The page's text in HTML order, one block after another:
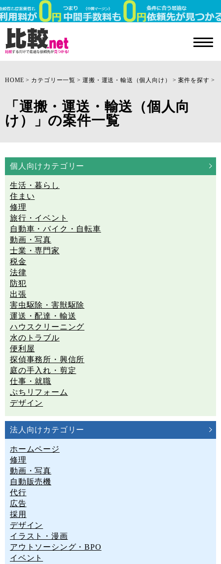
HOME カテゴリー一覧 運搬・運送・輸送（個人向け） 案件を探す
「運搬・運送・輸送（個人向
け）」の案件一覧
個人向けカテゴリー
生活・暮らし
住まい
修理
旅行・イベント
自動車・バイク・自転車
動画・写真
士業・専門家
税金
法律
防犯
出張
害虫駆除・害獣駆除
運送・配達・輸送
ハウスクリーニング
水のトラブル
便利屋
探偵事務所・興信所
庭の手入れ・剪定
仕事・就職
ぷちリフォーム
デザイン
法人向けカテゴリー
ホームページ
修理
動画・写真
自動販売機
代行
広告
採用
デザイン
イラスト・漫画
アウトソーシング・BPO
イベント